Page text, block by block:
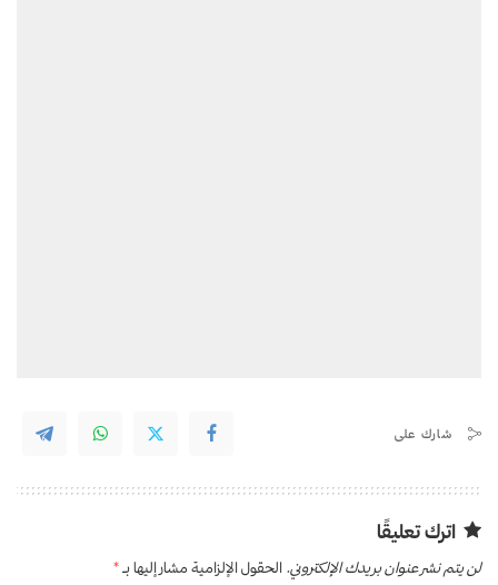
شارك على
اترك تعليقًا
لن يتم نشر عنوان بريدك الإلكتروني. الحقول الإلزامية مشار إليها بـ*